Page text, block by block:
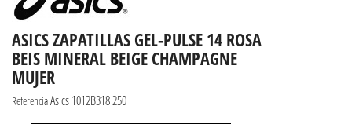
ASICS ZAPATILLAS GEL-PULSE 14 ROSA
BEIS MINERAL BEIGE CHAMPAGNE
MUJER
ReferenciaAsics 1012B318 250